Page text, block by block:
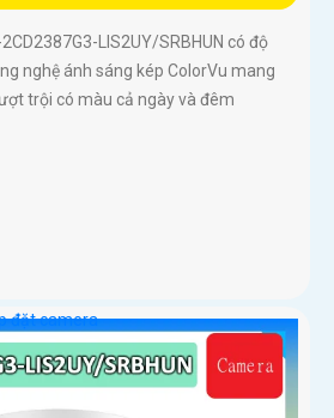
LIS2UY/SRBHUN có độ
nghệ ánh sáng kép ColorVu mang
trội có màu cả ngày và đêm